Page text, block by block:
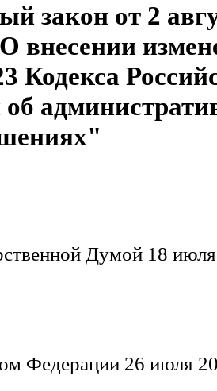
закон от 2
внесении
Кодекса
Думой 18
Федерации 26 июля